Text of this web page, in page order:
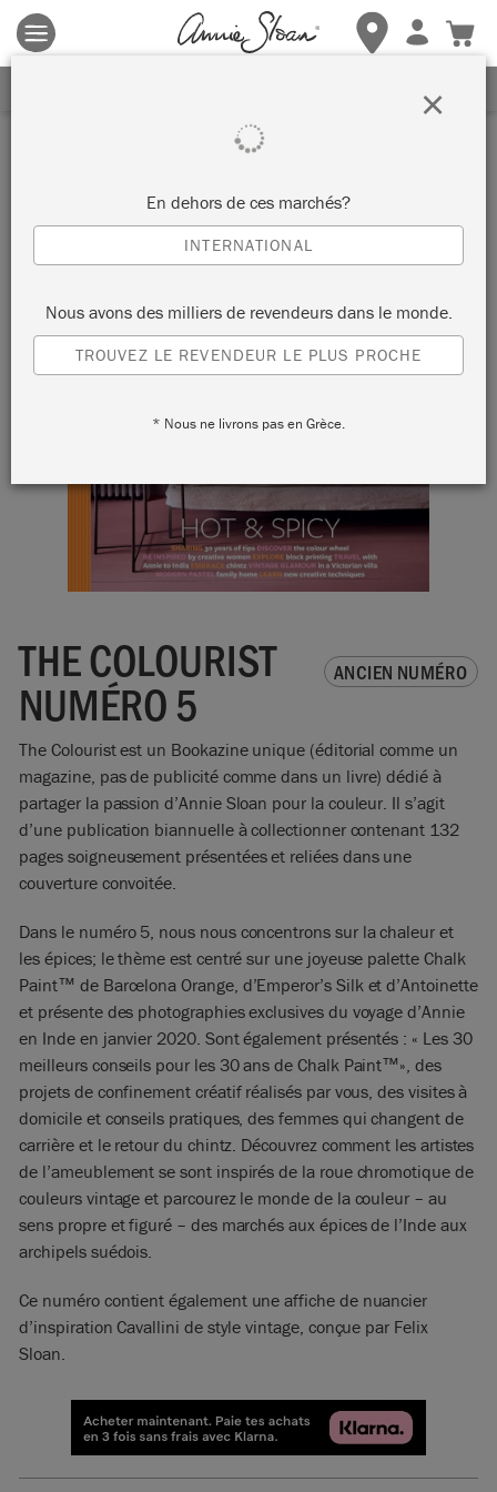
Les conditions générales s'appliquent. Cliquez ici
détails.
THE COLOURIST
NUMÉRO 5
ANCIEN NUMÉRO
The Colourist est un Bookazine unique (éditorial comme un
magazine, pas de publicité comme dans un livre) dédié à
partager la passion d’Annie Sloan pour la couleur. Il s’agit
d’une publication biannuelle à collectionner contenant 132
pages soigneusement présentées et reliées dans une
couverture convoitée.
Dans le numéro 5, nous nous concentrons sur la chaleur et
les épices; le thème est centré sur une joyeuse palette Chalk
Paint™ de Barcelona Orange, d’Emperor’s Silk et d’Antoinette
et présente des photographies exclusives du voyage d’Annie
en Inde en janvier 2020. Sont également présentés : « Les 30
meilleurs conseils pour les 30 ans de Chalk Paint™», des
projets de confinement créatif réalisés par vous, des visites à
domicile et conseils pratiques, des femmes qui changent de
carrière et le retour du chintz. Découvrez comment les artistes
de l’ameublement se sont inspirés de la roue chromotique de
couleurs vintage et parcourez le monde de la couleur – au
sens propre et figuré – des marchés aux épices de l’Inde aux
archipels suédois.
Ce numéro contient également une affiche de nuancier
d’inspiration Cavallini de style vintage, conçue par Felix
Sloan.
En dehors de ces marchés?
INTERNATIONAL
Nous avons des milliers de revendeurs dans le monde.
TROUVEZ LE REVENDEUR LE PLUS PROCHE
* Nous ne livrons pas en Grèce.
×